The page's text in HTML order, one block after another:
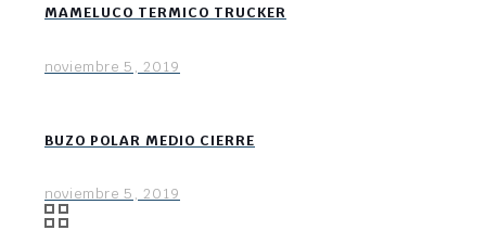
MAMELUCO TERMICO TRUCKER
noviembre 5, 2019
BUZO POLAR MEDIO CIERRE
noviembre 5, 2019